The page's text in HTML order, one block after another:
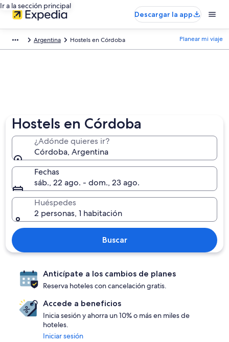
Ir a la sección principal
Descargar la app
Argentina Hostels en Córdoba Planear mi viaje
Hostels en Córdoba
¿Adónde quieres ir?
Córdoba, Argentina
Fechas
sáb., 22 ago. - dom., 23 ago.
Huéspedes
2 personas, 1 habitación
Buscar
Anticípate a los cambios de planes
Reserva hoteles con cancelación gratis.
Accede a beneficios
Inicia sesión y ahorra un 10% o más en miles de
hoteles.
Iniciar sesión